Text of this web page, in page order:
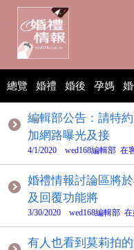
總覽 婚禮 婚後 孕媽
編輯部公告：請特
加網路曝光及接
4/1/2020 wed168編輯部
婚禮情報討論區將
及回覆功能將
3/30/2020 wed168編輯部
有人也看到莫莉拍